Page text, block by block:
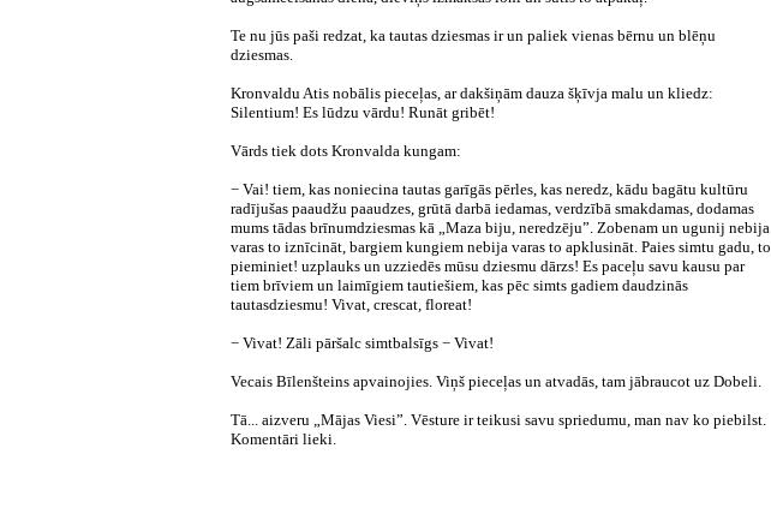
Te nu jūs paši redzat, ka tautas dziesmas ir un paliek vienas bērnu un blēņu
dziesmas.
Kronvaldu Atis nobālis pieceļas, ar dakšiņām dauza šķīvja malu un kliedz:
Silentium! Es lūdzu vārdu! Runāt gribēt!
Vārds tiek dots Kronvalda kungam:
− Vai! tiem, kas noniecina tautas garīgās pērles, kas neredz, kādu bagātu kultūru
radījušas paaudžu paaudzes, grūtā darbā iedamas, verdzībā smakdamas, dodamas
mums tādas brīnumdziesmas kā „Maza biju, neredzēju”. Zobenam un ugunij nebija
varas to iznīcināt, bargiem kungiem nebija varas to apklusināt. Paies simtu gadu, to
pieminiet! uzplauks un uzziedēs mūsu dziesmu dārzs! Es paceļu savu kausu par
tiem brīviem un laimīgiem tautiešiem, kas pēc simts gadiem daudzinās
tautasdziesmu! Vivat, crescat, floreat!
− Vivat! Zāli pāršalc simtbalsīgs − Vivat!
Vecais Bīlenšteins apvainojies. Viņš pieceļas un atvadās, tam jābraucot uz Dobeli.
Tā... aizveru „Mājas Viesi”. Vēsture ir teikusi savu spriedumu, man nav ko piebilst.
Komentāri lieki.